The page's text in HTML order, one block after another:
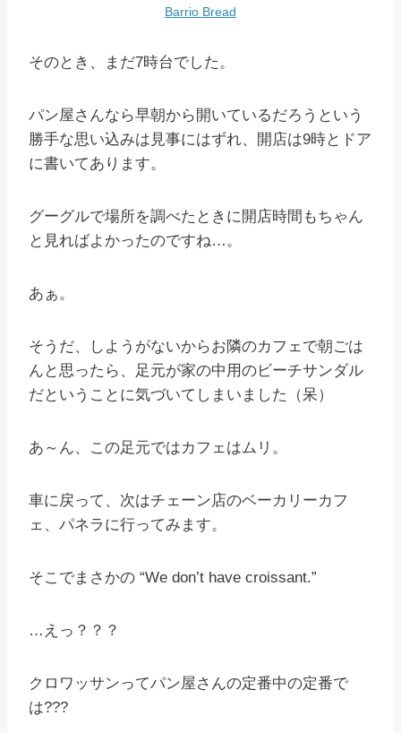
Barrio Bread
そのとき、まだ7時台でした。
パン屋さんなら早朝から開いているだろうという
勝手な思い込みは見事にはずれ、開店は9時とドア
に書いてあります。
グーグルで場所を調べたときに開店時間もちゃん
と見ればよかったのですね…。
あぁ。
そうだ、しようがないからお隣のカフェで朝ごは
んと思ったら、足元が家の中用のビーチサンダル
だということに気づいてしまいました（呆）
あ～ん、この足元ではカフェはムリ。
車に戻って、次はチェーン店のベーカリーカフ
ェ、パネラに行ってみます。
そこでまさかの “We don’t have croissant.”
…えっ？？？
クロワッサンってパン屋さんの定番中の定番で
は???